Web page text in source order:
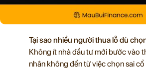
Tại sao nhiều người thua lỗ dù
Không ít nhà đầu tư mới bước vào
nhân không đến từ việc chọn sai